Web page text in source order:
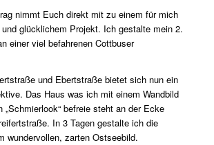
nimmt Euch direkt mit zu einem für mich
glücklichem Projekt. Ich gestalte mein 2.
einer viel befahrenen Cottbuser
und Ebertstraße bietet sich nun ein
Das Haus was ich mit einem Wandbild
„Schmierlook“ befreie steht an der Ecke
In 3 Tagen gestalte ich die
wundervollen, zarten Ostseebild.